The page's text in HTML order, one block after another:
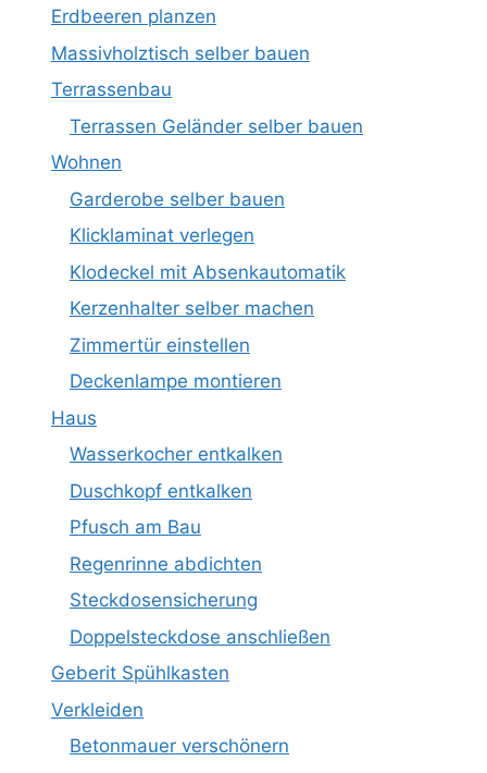
Erdbeeren planzen
Massivholztisch selber bauen
Terrassenbau
Terrassen Geländer selber bauen
Wohnen
Garderobe selber bauen
Klicklaminat verlegen
Klodeckel mit Absenkautomatik
Kerzenhalter selber machen
Zimmertür einstellen
Deckenlampe montieren
Haus
Wasserkocher entkalken
Duschkopf entkalken
Pfusch am Bau
Regenrinne abdichten
Steckdosensicherung
Doppelsteckdose anschließen
Geberit Spühlkasten
Verkleiden
Betonmauer verschönern